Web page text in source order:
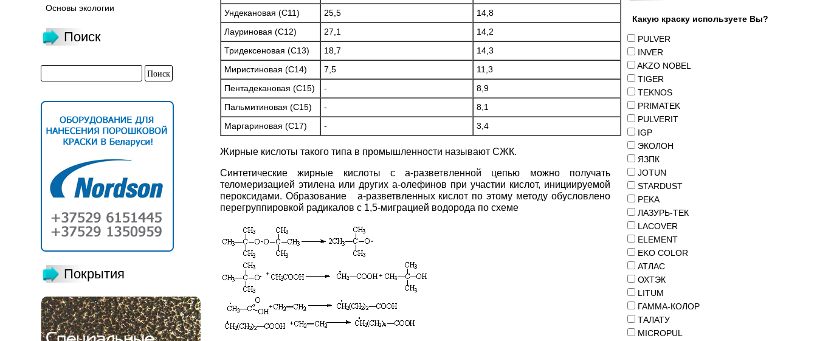
Основы экологии
Поиск
Покрытия
Ундекановая (С11)
25,5
14,8
Лауриновая (С12)
27,1
14,2
Тридексеновая (С13)
18,7
14,3
Миристиновая (С14)
7,5
11,3
Пентадекановая (С15)
-
8,9
Пальмитиновая (С15)
-
8,1
Маргариновая (С17)
- 3,4
Жирные кислоты такого типа в промышленности называют СЖК.
Синтетические жирные кислоты с a-разветвленной цепью можно получать
теломеризацией этилена или других a-олефинов при участии кислот, инициируемой
пероксидами. Образование a-разветвленных кислот по этому методу обусловлено
перегруппировкой радикалов с 1,5-миграцией водорода по схеме
Какую краску используете Вы?
PULVER
INVER
AKZO NOBEL
TIGER
TEKNOS
PRIMATEK
PULVERIT
IGP
ЭКОЛОН
ЯЗПК
JOTUN
STARDUST
PEKA
ЛАЗУРЬ-ТЕК
LACOVER
ELEMENT
EKO COLOR
АТЛАС
ОХТЭК
LITUM
ГАММА-КОЛОР
ТАЛАТУ
MICROPUL